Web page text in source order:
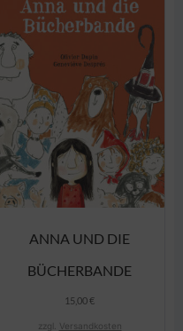
ANNA UND DIE
BÜCHERBANDE
15,00€
zzgl. Versandkosten